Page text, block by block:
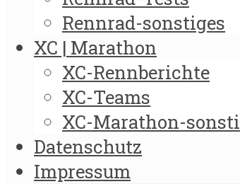
Rennrad-sonstiges
XC | Marathon
XC-Rennberichte
XC-Teams
XC-Marathon-
Datenschutz
Impressum